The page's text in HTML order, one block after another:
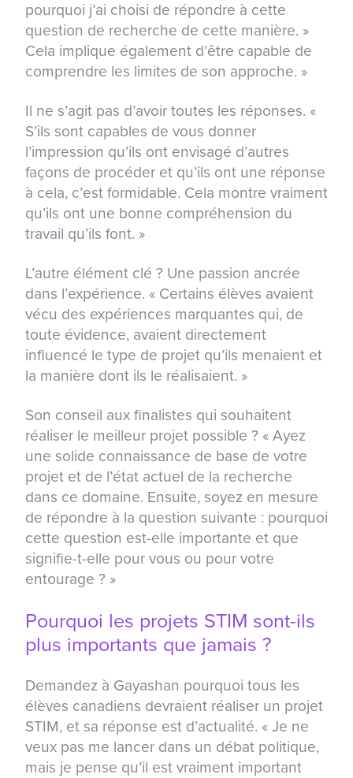
pourquoi j’ai choisi de répondre à cette
question de recherche de cette manière. »
Cela implique également d’être capable de
comprendre les limites de son approche. »
Il ne s’agit pas d’avoir toutes les réponses. «
S’ils sont capables de vous donner
l’impression qu’ils ont envisagé d’autres
façons de procéder et qu’ils ont une réponse
à cela, c’est formidable. Cela montre vraiment
qu’ils ont une bonne compréhension du
travail qu’ils font. »
L’autre élément clé ? Une passion ancrée
dans l’expérience. « Certains élèves avaient
vécu des expériences marquantes qui, de
toute évidence, avaient directement
influencé le type de projet qu’ils menaient et
la manière dont ils le réalisaient. »
Son conseil aux finalistes qui souhaitent
réaliser le meilleur projet possible ? « Ayez
une solide connaissance de base de votre
projet et de l’état actuel de la recherche
dans ce domaine. Ensuite, soyez en mesure
de répondre à la question suivante : pourquoi
cette question est-elle importante et que
signifie-t-elle pour vous ou pour votre
entourage ? »
Pourquoi les projets STIM sont-ils
plus importants que jamais ?
Demandez à Gayashan pourquoi tous les
élèves canadiens devraient réaliser un projet
STIM, et sa réponse est d’actualité. « Je ne
veux pas me lancer dans un débat politique,
mais je pense qu’il est vraiment important